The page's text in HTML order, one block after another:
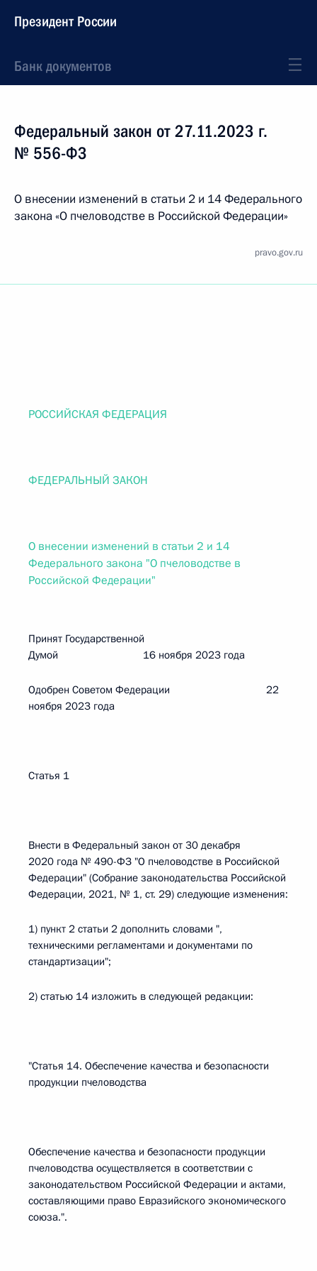
Президент России
Банк документов
Федеральный закон от 27.11.2023 г.
№ 556-ФЗ
О внесении изменений в статьи 2 и 14 Федерального
закона «О пчеловодстве в Российской Федерации»
pravo.gov.ru
РОССИЙСКАЯ ФЕДЕРАЦИЯ
ФЕДЕРАЛЬНЫЙ ЗАКОН
О внесении изменений в статьи 2 и 14
Федерального закона "О пчеловодстве в
Российской Федерации"
Принят Государственной
Думой 16 ноября 2023 года
Одобрен Советом Федерации 22
ноября 2023 года
Статья 1
Внести в Федеральный закон от 30 декабря
2020 года № 490-ФЗ "О пчеловодстве в Российской
Федерации" (Собрание законодательства Российской
Федерации, 2021, № 1, ст. 29) следующие изменения:
1) пункт 2 статьи 2 дополнить словами ",
техническими регламентами и документами по
стандартизации";
2) статью 14 изложить в следующей редакции:
"Статья 14. Обеспечение качества и безопасности
продукции пчеловодства
Обеспечение качества и безопасности продукции
пчеловодства осуществляется в соответствии с
законодательством Российской Федерации и актами,
составляющими право Евразийского экономического
союза.".